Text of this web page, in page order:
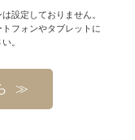
設定しておりません。
トフォンやタブレットに
。